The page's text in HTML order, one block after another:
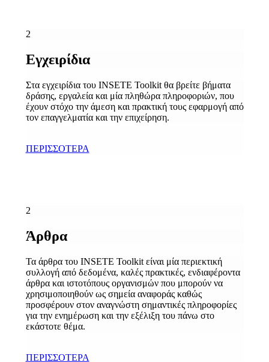
2
Εγχειρίδια
Στα εγχειρίδια του ΙΝSETE Toolkit θα βρείτε βήματα
δράσης, εργαλεία και μία πληθώρα πληροφοριών, που
έχουν στόχο την άμεση και πρακτική τους εφαρμογή από
τον επαγγελματία και την επιχείρηση.
ΠΕΡΙΣΣΟΤΕΡΑ
2
Άρθρα
Τα άρθρα του INSETE Toolkit είναι μία περιεκτική
συλλογή από δεδομένα, καλές πρακτικές, ενδιαφέροντα
άρθρα και ιστοτόπους οργανισμών που μπορούν να
χρησιμοποιηθούν ως σημεία αναφοράς καθώς
προσφέρουν στον αναγνώστη σημαντικές πληροφορίες
για την ενημέρωση και την εξέλιξη του πάνω στο
εκάστοτε θέμα.
ΠΕΡΙΣΣΟΤΕΡΑ